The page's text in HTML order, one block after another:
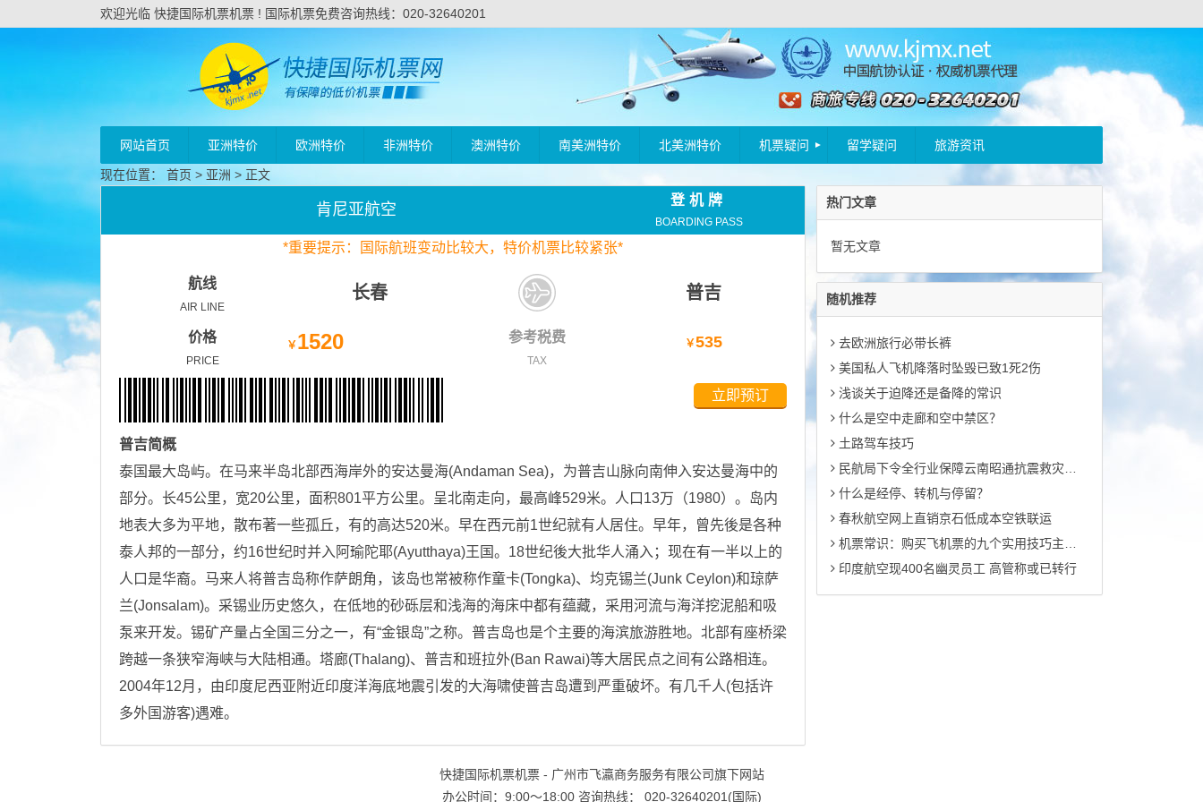
欢迎光临 快捷国际机票机票 ! 国际机票免费咨询热线：020-32640201
网站首页 亚洲特价 欧洲特价 非洲特价 澳洲特价 南美洲特价 北美洲特价 机票疑问 留学疑问 旅游资讯
现在位置： 首页 > 亚洲 > 正文
肯尼亚航空
登机牌
BOARDING PASS
*重要提示：国际航班变动比较大，特价机票比较紧张*
航线
AIR LINE
长春 普吉
价格
PRICE
￥ 1520 参考税费
TAX
￥535
立即预订
普吉简概
泰国最大岛屿。在马来半岛北部西海岸外的安达曼海(Andaman Sea)，为普吉山脉向南伸入安达曼海中的
部分。长45公里，宽20公里，面积801平方公里。呈北南走向，最高峰529米。人口13万（1980）。岛内
地表大多为平地，散布著一些孤丘，有的高达520米。早在西元前1世纪就有人居住。早年，曾先後是各种
泰人邦的一部分，约16世纪时并入阿瑜陀耶(Ayutthaya)王国。18世纪後大批华人涌入；现在有一半以上的
人口是华裔。马来人将普吉岛称作萨朗角，该岛也常被称作童卡(Tongka)、均克锡兰(Junk Ceylon)和琼萨
兰(Jonsalam)。采锡业历史悠久，在低地的砂砾层和浅海的海床中都有蕴藏，采用河流与海洋挖泥船和吸
泵来开发。锡矿产量占全国三分之一，有“金银岛”之称。普吉岛也是个主要的海滨旅游胜地。北部有座桥梁
跨越一条狭窄海峡与大陆相通。塔廊(Thalang)、普吉和班拉外(Ban Rawai)等大居民点之间有公路相连。
2004年12月，由印度尼西亚附近印度洋海底地震引发的大海啸使普吉岛遭到严重破坏。有几千人(包括许
多外国游客)遇难。
热门文章
暂无文章
随机推荐
去欧洲旅行必带长裤
美国私人飞机降落时坠毁已致1死2伤
浅谈关于迫降还是备降的常识
什么是空中走廊和空中禁区？
土路驾车技巧
民航局下令全行业保障云南昭通抗震救灾运输
什么是经停、转机与停留？
春秋航空网上直销京石低成本空铁联运
机票常识：购买飞机票的九个实用技巧主要有哪些？
印度航空现400名幽灵员工 高管称或已转行
快捷国际机票机票 - 广州市飞瀛商务服务有限公司旗下网站
办公时间：9:00～18:00 咨询热线： 020-32640201(国际)